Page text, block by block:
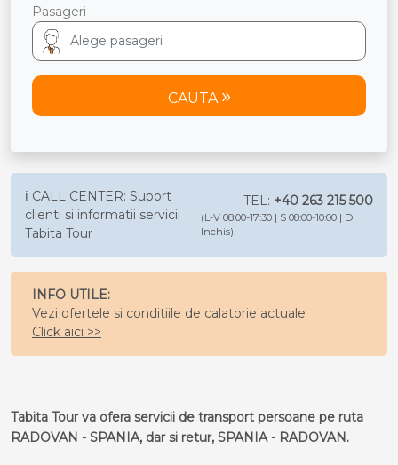
Pasageri
CAUTA
ℹ️ CALL CENTER: Suport
clienti si informatii servicii
Tabita Tour
TEL: +40 263 215 500
(L-V 08:00-17:30 | S 08:00-10:00 | D
Inchis)
INFO UTILE:
Vezi ofertele si conditiile de calatorie actuale
Click aici >>
Tabita Tour va ofera servicii de transport persoane pe ruta
RADOVAN - SPANIA, dar si retur, SPANIA - RADOVAN.